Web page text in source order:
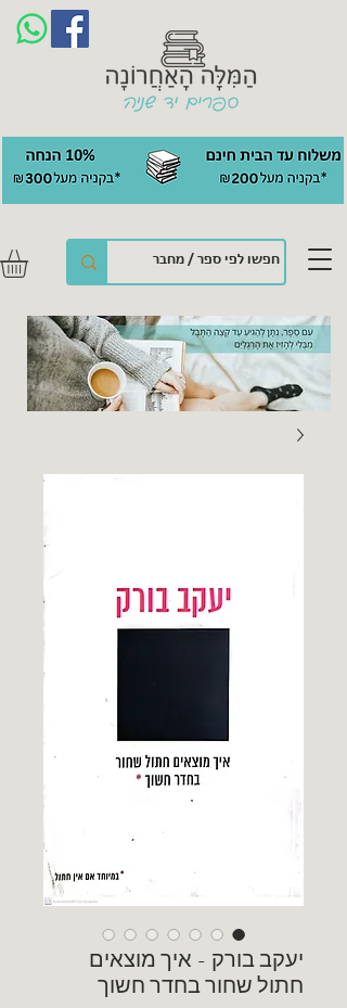
יעקב בורק - איך מוצאים
חתול שחור בחדר חשוך